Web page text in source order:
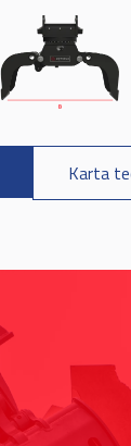
Karta